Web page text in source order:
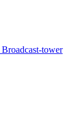
Broadcast-tower